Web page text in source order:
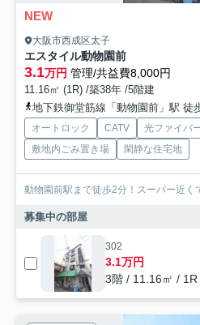
NEW
大阪市西成区太子
エスタイル動物園前
3.1万円 管理/共益費8,000円
11.16㎡ (1R) /築38年 /5階建
地下鉄御堂筋線「動物園前」駅 徒
オートロック CATV 光ファイバ
敷地内ごみ置き場
閑静な住宅地
動物園前駅まで徒歩2分！スーパー近く
募集中の部屋
302
3.1万円
3階 / 11.16㎡ / 1R